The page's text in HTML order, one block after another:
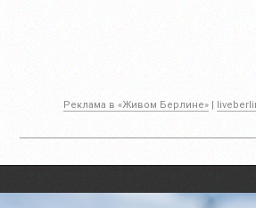
Реклама в «Живом Берлине» |